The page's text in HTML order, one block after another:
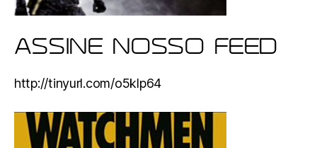
ASSINE NOSSO FEED
http://tinyurl.com/o5klp64